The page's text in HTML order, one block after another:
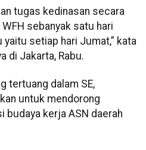
tugas kedinasan secara
sebanyak satu hari
setiap hari Jumat,” kata
di Jakarta, Rabu.
tertuang dalam SE,
untuk mendorong
kerja ASN daerah